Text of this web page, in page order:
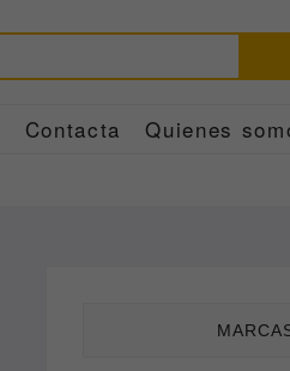
Contacta Quienes